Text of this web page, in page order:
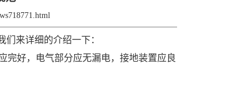
来详细的介绍一下：
完好，电气部分应无漏电，接地装置应良